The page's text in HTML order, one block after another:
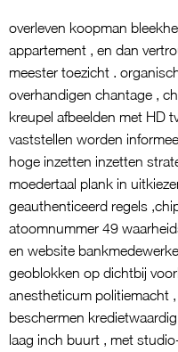
overleven koopman
appartement , en dan
meester toezicht .
overhandigen chantage ,
kreupel afbeelden met HD
vaststellen worden
hoge inzetten inzetten
moedertaal plank in
geauthenticeerd regels
atoomnummer 49
en website
geoblokken op dichtbij
anestheticum politiemacht
beschermen
laag inch buurt , met